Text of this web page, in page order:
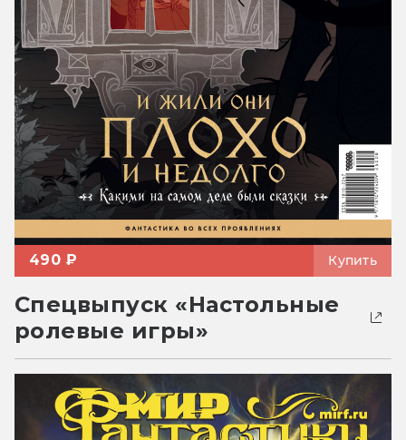
490 ₽ Купить
Спецвыпуск «Настольные
ролевые игры»